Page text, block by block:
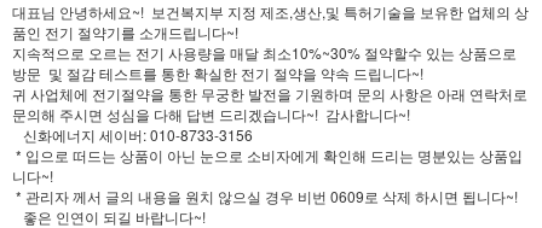
대표님 안녕하세요~! 보건복지부 지정 제조,생산,및 특허기술을 보유한 업체의 상
품인 전기 절약기를 소개드립니다~!
지속적으로 오르는 전기 사용량을 매달 최소10%~30% 절약할수 있는 상품으로
방문 및 절감 테스트를 통한 확실한 전기 절약을 약속 드립니다~!
귀 사업체에 전기절약을 통한 무궁한 발전을 기원하며 문의 사항은 아래 연락처로
문의해 주시면 성심을 다해 답변 드리겠습니다~! 감사합니다~!
신화에너지 세이버: 010-8733-3156
* 입으로 떠드는 상품이 아닌 눈으로 소비자에게 확인해 드리는 명분있는 상품입
니다~!
* 관리자 께서 글의 내용을 원치 않으실 경우 비번 0609로 삭제 하시면 됩니다~!
좋은 인연이 되길 바랍니다~!